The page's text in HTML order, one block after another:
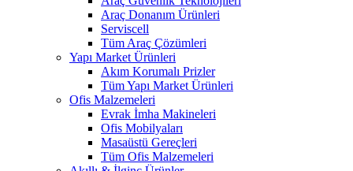
Araç Donanım Ürünleri
Serviscell
Tüm Araç Çözümleri
Yapı Market Ürünleri
Akım Korumalı Prizler
Tüm Yapı Market Ürünleri
Ofis Malzemeleri
Evrak İmha Makineleri
Ofis Mobilyaları
Masaüstü Gereçleri
Tüm Ofis Malzemeleri